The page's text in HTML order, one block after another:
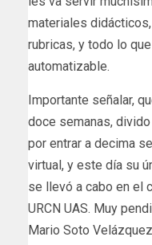
materiales
rubricas, y todo lo
automatizable.
Importante señalar,
doce semanas,
por entrar a decima
virtual, y este día su
se llevó a cabo en el
URCN UAS. Muy
Mario Soto